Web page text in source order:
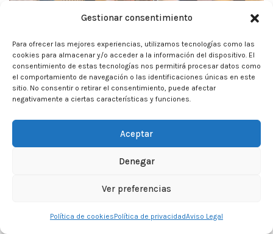
Gestionar consentimiento
Para ofrecer las mejores experiencias, utilizamos tecnologías como las
cookies para almacenar y/o acceder a la información del dispositivo. El
consentimiento de estas tecnologías nos permitirá procesar datos como
el comportamiento de navegación o las identificaciones únicas en este
sitio. No consentir o retirar el consentimiento, puede afectar
negativamente a ciertas características y funciones.
Aceptar
Denegar
Ver preferencias
Política de cookiesPolítica de privacidadAviso Legal